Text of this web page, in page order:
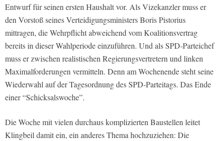
Entwurf für seinen ersten Haushalt vor. Als Vizekanzler muss er
den Vorstoß seines Verteidigungsministers Boris Pistorius
mittragen, die Wehrpflicht abweichend vom Koalitionsvertrag
bereits in dieser Wahlperiode einzuführen. Und als SPD-Parteichef
muss er zwischen realistischen Regierungsvertretern und linken
Maximalforderungen vermitteln. Denn am Wochenende steht seine
Wiederwahl auf der Tagesordnung des SPD-Parteitags. Das Ende
einer “Schicksalswoche”.
Die Woche mit vielen durchaus komplizierten Baustellen leitet
Klingbeil damit ein, ein anderes Thema hochzuziehen: Die